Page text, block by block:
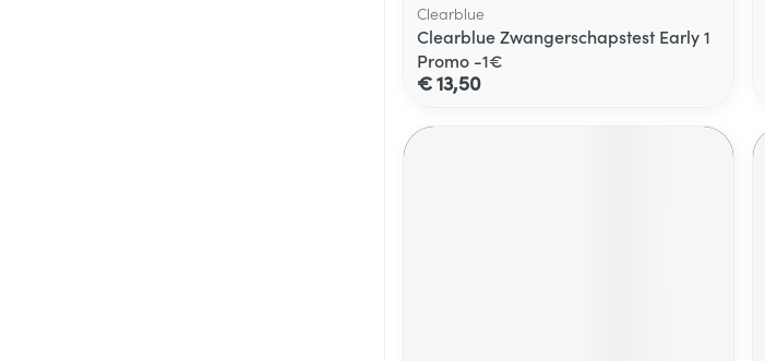
Clearblue
Clearblue Zwangerschapstest Early 1
Promo -1€
€ 13,50